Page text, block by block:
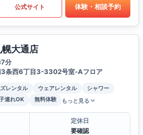
公式サイト 体験・相談予約
幌大通店
分
3条西6丁目3-3302号室-Aフロア
レンタル ウェアレンタル
シャワー
連れOK 無料体験 もっと見る
定休日
要確認